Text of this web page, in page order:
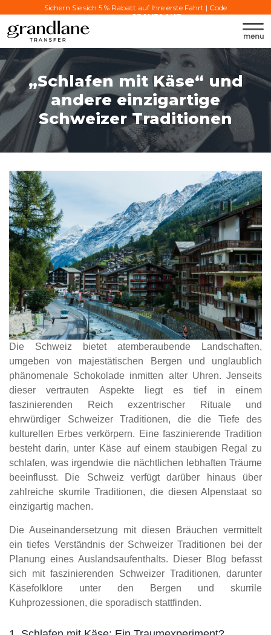
Sichern Sie sich 5 % Rabatt auf Ihre erste Fahrt | Code
verwenden:GRANDLANE
„Schlafen mit Käse“ und
andere einzigartige
Schweizer Traditionen
Die Schweiz bietet atemberaubende Landschaften,
umgeben von majestätischen Bergen und unglaublich
phänomenale Schokolade inmitten alter Uhren. Jenseits
dieser vertrauten Aspekte liegt es tief in einem
faszinierenden Reich exzentrischer Rituale und
ehrwürdiger Schweizer Traditionen, die die Tiefe des
kulturellen Erbes verkörpern. Eine faszinierende Tradition
besteht darin, unter Käse auf einem staubigen Regal zu
schlafen, was irgendwie die nächtlichen lebhaften Träume
beeinflusst. Die Schweiz verfügt darüber hinaus über
zahlreiche skurrile Traditionen, die diesen Alpenstaat so
einzigartig machen.
Die Auseinandersetzung mit diesen Bräuchen vermittelt
ein tiefes Verständnis der Schweizer Traditionen bei der
Planung eines Auslandsaufenthalts. Dieser Blog befasst
sich mit faszinierenden Schweizer Traditionen, darunter
Käsefolklore unter den Bergen und skurrile
Kuhprozessionen, die sporadisch stattfinden.